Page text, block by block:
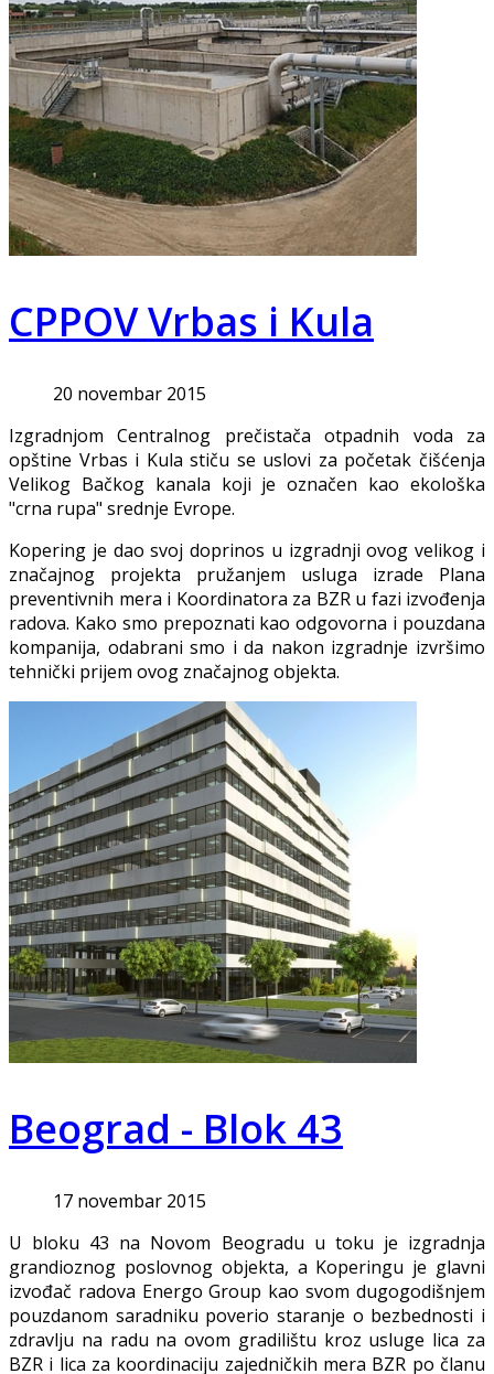
CPPOV Vrbas i Kula
20 novembar 2015
Izgradnjom Centralnog prečistača otpadnih voda za
opštine Vrbas i Kula stiču se uslovi za početak čišćenja
Velikog Bačkog kanala koji je označen kao ekološka
"crna rupa" srednje Evrope.
Kopering je dao svoj doprinos u izgradnji ovog velikog i
značajnog projekta pružanjem usluga izrade Plana
preventivnih mera i Koordinatora za BZR u fazi izvođenja
radova. Kako smo prepoznati kao odgovorna i pouzdana
kompanija, odabrani smo i da nakon izgradnje izvršimo
tehnički prijem ovog značajnog objekta.
Beograd - Blok 43
17 novembar 2015
U bloku 43 na Novom Beogradu u toku je izgradnja
grandioznog poslovnog objekta, a Koperingu je glavni
izvođač radova Energo Group kao svom dugogodišnjem
pouzdanom saradniku poverio staranje o bezbednosti i
zdravlju na radu na ovom gradilištu kroz usluge lica za
BZR i lica za koordinaciju zajedničkih mera BZR po članu